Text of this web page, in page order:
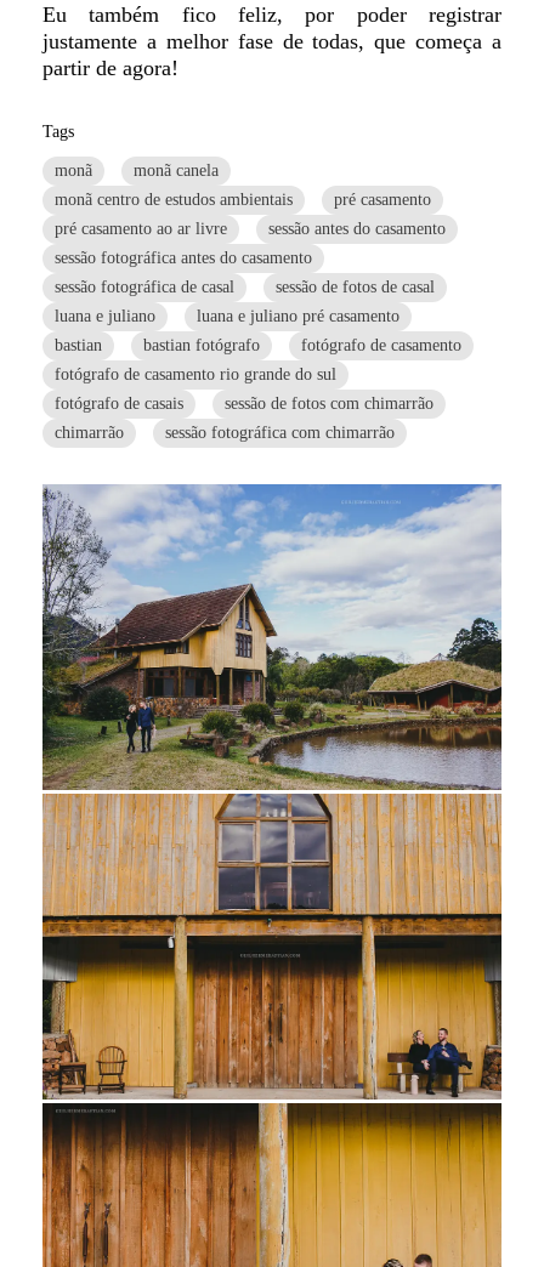
Eu também fico feliz, por poder registrar
justamente a melhor fase de todas, que começa a
partir de agora!
Tags
monã
monã canela
monã centro de estudos ambientais
pré casamento
pré casamento ao ar livre
sessão antes do casamento
sessão fotográfica antes do casamento
sessão fotográfica de casal
sessão de fotos de casal
luana e juliano
luana e juliano pré casamento
bastian
bastian fotógrafo
fotógrafo de casamento
fotógrafo de casamento rio grande do sul
fotógrafo de casais
sessão de fotos com chimarrão
chimarrão
sessão fotográfica com chimarrão